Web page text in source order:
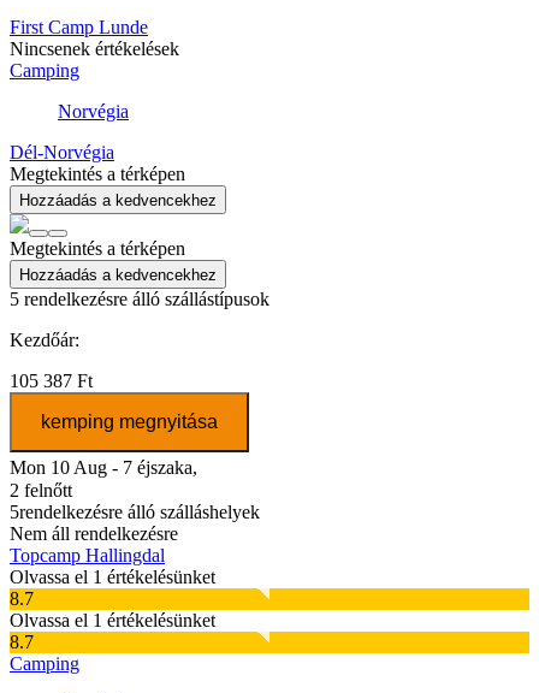
First Camp Lunde
Nincsenek értékelések
Camping
Norvégia
Dél-Norvégia
Megtekintés a térképen
Hozzáadás a kedvencekhez
Megtekintés a térképen
Hozzáadás a kedvencekhez
5 rendelkezésre álló szállástípusok
Kezdőár:
105 387 Ft
kemping megnyitása
Mon 10 Aug - 7 éjszaka,
2 felnőtt
5rendelkezésre álló szálláshelyek
Nem áll rendelkezésre
Topcamp Hallingdal
Olvassa el 1 értékelésünket
8.7
Olvassa el 1 értékelésünket
8.7
Camping